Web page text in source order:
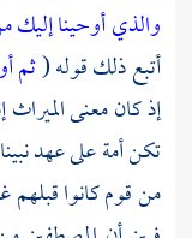
والذي أوحينا إليك
أتبع ذلك قوله (ثم
إذ كان معنى
تكن أمة على عهد
من قوم كانوا